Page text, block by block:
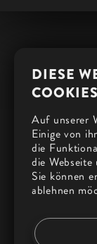
DIESE
COOKIES
Auf unserer
Einige von
die
die
Sie können
ablehnen